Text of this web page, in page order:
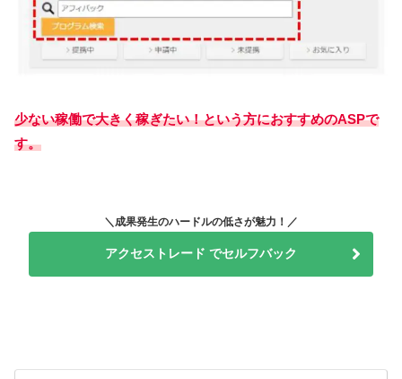
少ない稼働で大きく稼ぎたい！という方におすすめのASPで
す。
＼成果発生のハードルの低さが魅力！／
アクセストレード でセルフバック